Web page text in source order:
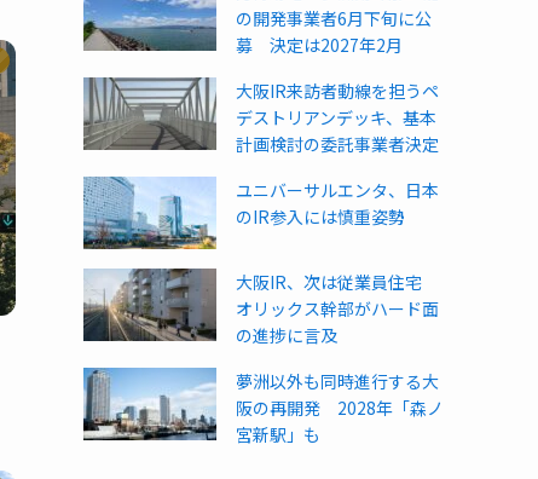
の開発事業者6月下旬に公
募 決定は2027年2月
大阪IR来訪者動線を担うペ
デストリアンデッキ、基本
計画検討の委託事業者決定
ユニバーサルエンタ、日本
のIR参入には慎重姿勢
大阪IR、次は従業員住宅
オリックス幹部がハード面
の進捗に言及
夢洲以外も同時進行する大
阪の再開発 2028年「森ノ
宮新駅」も